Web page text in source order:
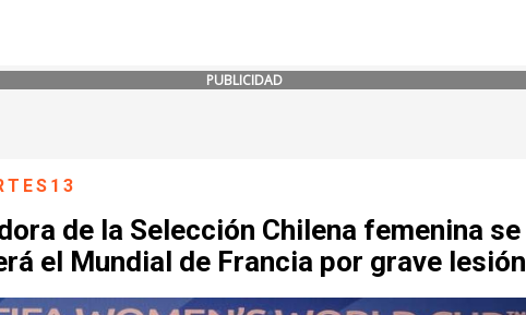
PUBLICIDAD
de la Selección Chilena femenina se
el Mundial de Francia por grave lesión